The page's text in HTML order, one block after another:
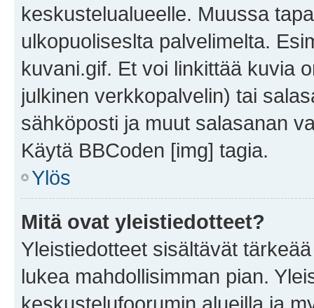
keskustelualueelle. Muussa
ulkopuoliseslta palvelimelta.
kuvani.gif. Et voi linkittää kuvia
julkinen verkkopalvelin) tai
sähköposti ja muut salasanan
Käytä BBCoden [img] tagia.
Ylös
Mitä ovat yleistiedotteet?
Yleistiedotteet sisältävät
lukea mahdollisimman pian.
keskustelufoorumin alueilla ja